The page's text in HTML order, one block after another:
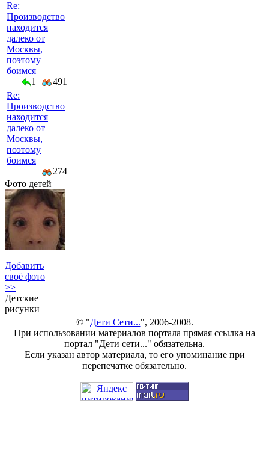
Re:
Производство
находится
далеко от
Москвы,
поэтому
боимся
1
491
Re:
Производство
находится
далеко от
Москвы,
поэтому
боимся
274
Фото детей
Добавить
своё фото
>>
Детские
рисунки
© "Дети Сети...", 2006-2008.
При использовании материалов портала прямая ссылка на
портал "Дети сети..." обязательна.
Если указан автор материала, то его упоминание при
перепечатке обязательно.